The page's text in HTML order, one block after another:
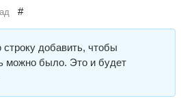
#
добавить, чтобы
можно было. Это и будет